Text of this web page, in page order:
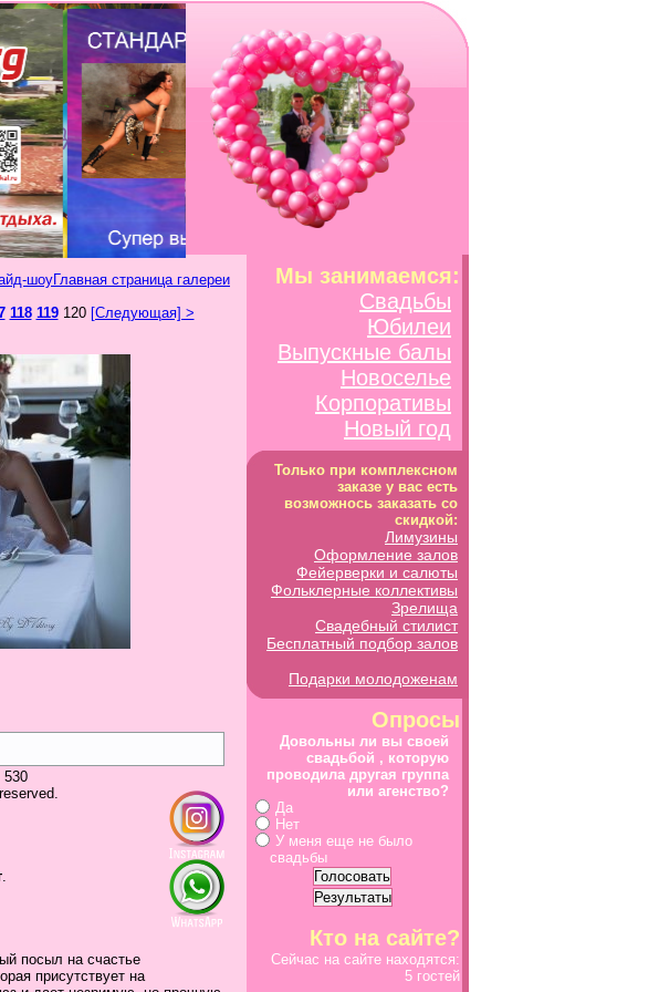
Главная страница галереи
шоу
118 119 120 [Следующая] >
530
.
посыл на счастье
присутствует на
Мы занимаемся:
Свадьбы
Юбилеи
Выпускные балы
Новоселье
Корпоративы
Новый год
Только при комплексном
заказе у вас есть
возможнось заказать со
скидкой:
Лимузины
Оформление залов
Фейерверки и салюты
Фольклерные коллективы
Зрелища
Свадебный стилист
Бесплатный подбор залов
Подарки молодоженам
Опросы
Довольны ли вы своей
свадьбой , которую
проводила другая группа
или агенство?
Да
Нет
У меня еще не было
свадьбы
Кто на сайте?
Сейчас на сайте находятся:
5 гостей